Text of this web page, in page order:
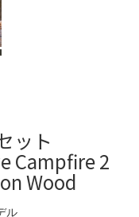
ット
Campfire 2
Wood
ル